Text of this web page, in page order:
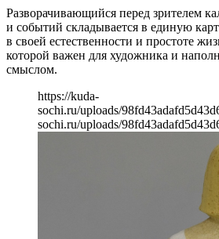
Разворачивающийся перед зрителем
и событий складывается в единую
в своей естественности и простоте
которой важен для художника и
смыслом.
https://kuda-
sochi.ru/uploads/
sochi.ru/uploads/